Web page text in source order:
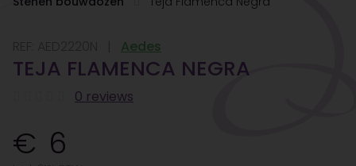
Aedes
TEJA FLAMENCA NEGRA
0 reviews
6